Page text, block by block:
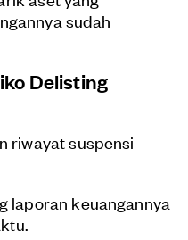
sudah
Delisting
riwayat suspensi
laporan keuangannya